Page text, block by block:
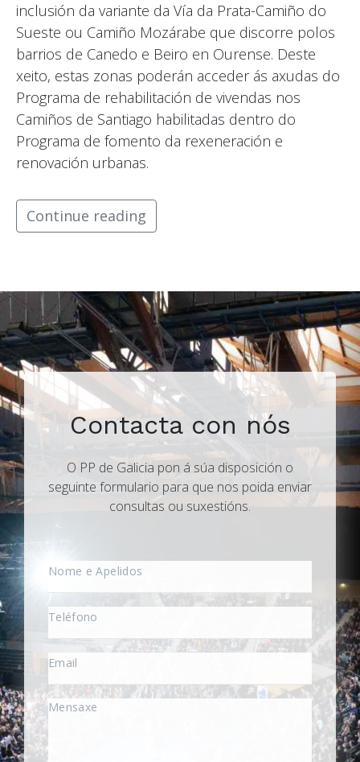
inclusión da variante da Vía da Prata-Camiño do
Sueste ou Camiño Mozárabe que discorre polos
barrios de Canedo e Beiro en Ourense. Deste
xeito, estas zonas poderán acceder ás axudas do
Programa de rehabilitación de vivendas nos
Camiños de Santiago habilitadas dentro do
Programa de fomento da rexeneración e
renovación urbanas.
Continue reading
Contacta con nós
O PP de Galicia pon á súa disposición o
seguinte formulario para que nos poida enviar
consultas ou suxestións.